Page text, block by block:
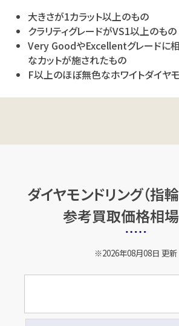
買取参考価格 1,144,000円
宝石・ジュエリー
ダイヤモンドリング（指
輪）
買取参
宝
輪）
Pt900×ダイヤモンドリング
円
輪）
Pt900×
D1.18ct
買取参
輪）
大きさが1カラット以上のもの
クラリティグレードがVS1以上のもの
Very GoodやExcellentグレードに相
なカットが施されたもの
F以上のほぼ無色なホワイトダイヤ
ダイヤモンドリング（指
参考買取価格相
※2026年08月08日 更新